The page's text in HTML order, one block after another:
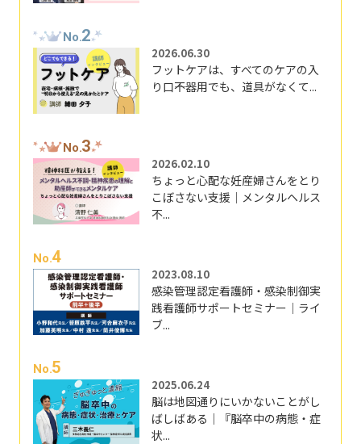
No.2
2026.06.30
フットケアは、すべてのケアの入
り口――不器用でも、道具がなくて...
No.3
2026.02.10
ちょっと心配な妊産婦さんをとり
こぼさない支援｜メンタルヘルス
不...
No.4
2023.08.10
感染管理認定看護師・感染制御実
践看護師サポートセミナー｜ライ
ブ...
No.5
2025.06.24
脳は地図通りにいかないことがし
ばしばある｜『脳卒中の病態・症
状...